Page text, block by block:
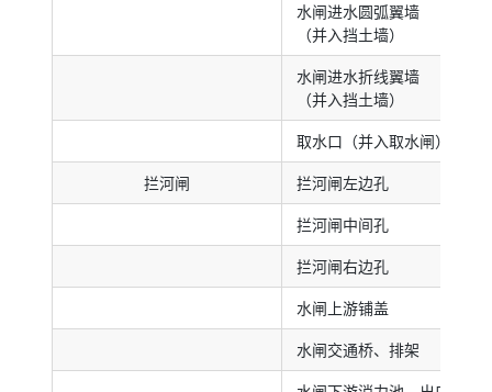
水闸进水圆弧翼墙
（并入挡土墙）
水闸进水折线翼墙
（并入挡土墙）
取水口（并入取水闸）
拦河闸 拦河闸左边孔
拦河闸中间孔
拦河闸右边孔
水闸上游铺盖
水闸交通桥、排架